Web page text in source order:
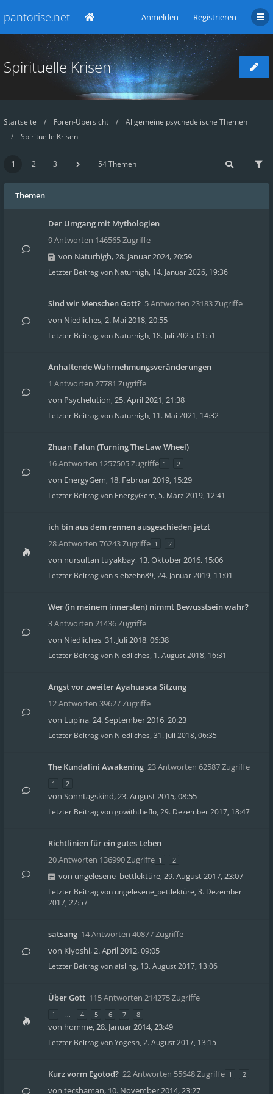
pantorise.net Anmelden Registrieren
Spirituelle Krisen
Startseite Foren-Übersicht
Allgemeine psychedelische Themen
Spirituelle Krisen
1 2 3 54 Themen
Themen
Der Umgang mit Mythologien
9 Antworten 146565 Zugriffe
von Naturhigh,28. Januar 2024, 20:59
Letzter Beitrag von Naturhigh, 14. Januar 2026, 19:36
Sind wir Menschen Gott? 5 Antworten 23183 Zugriffe
von Niedliches,2. Mai 2018, 20:55
Letzter Beitrag von Naturhigh, 18. Juli 2025, 01:51
Anhaltende Wahrnehmungsveränderungen
1 Antworten 27781 Zugriffe
von Psychelution,25. April 2021, 21:38
Letzter Beitrag von Naturhigh, 11. Mai 2021, 14:32
Zhuan Falun (Turning The Law Wheel)
16 Antworten 1257505 Zugriffe 1 2
von EnergyGem, 18. Februar 2019, 15:29
Letzter Beitrag von EnergyGem, 5. März 2019, 12:41
ich bin aus dem rennen ausgeschieden jetzt
28 Antworten 76243 Zugriffe 1 2
von nursultan tuyakbay, 13. Oktober 2016, 15:06
Letzter Beitrag vonsiebzehn89, 24. Januar 2019, 11:01
Wer (in meinem innersten) nimmt Bewusstsein wahr?
3 Antworten 21436 Zugriffe
von Niedliches,31. Juli 2018, 06:38
Letzter Beitrag von Niedliches, 1. August 2018, 16:31
Angst vor zweiter Ayahuasca Sitzung
12 Antworten 39627 Zugriffe
von Lupina,24. September 2016, 20:23
Letzter Beitrag von Niedliches, 31. Juli 2018, 06:35
The Kundalini Awakening 23 Antworten 62587 Zugriffe
1 2
von Sonntagskind,23. August 2015, 08:55
Letzter Beitrag vongowiththeflo, 29. Dezember 2017, 18:47
Richtlinien für ein gutes Leben
20 Antworten 136990 Zugriffe 1 2
von ungelesene_bettlektüre,29. August 2017, 23:07
Letzter Beitrag von ungelesene_bettlektüre, 3. Dezember
2017, 22:57
satsang 14 Antworten 40877 Zugriffe
von Kiyoshi,2. April 2012, 09:05
Letzter Beitrag vonaisling, 13. August 2017, 13:06
Über Gott 115 Antworten 214275 Zugriffe
1 … 4 5 6 7 8
von homme,28. Januar 2014, 23:49
Letzter Beitrag vonYogesh, 2. August 2017, 13:15
Kurz vorm Egotod? 22 Antworten 55648 Zugriffe 1 2
von tecshaman, 10. November 2014, 23:27